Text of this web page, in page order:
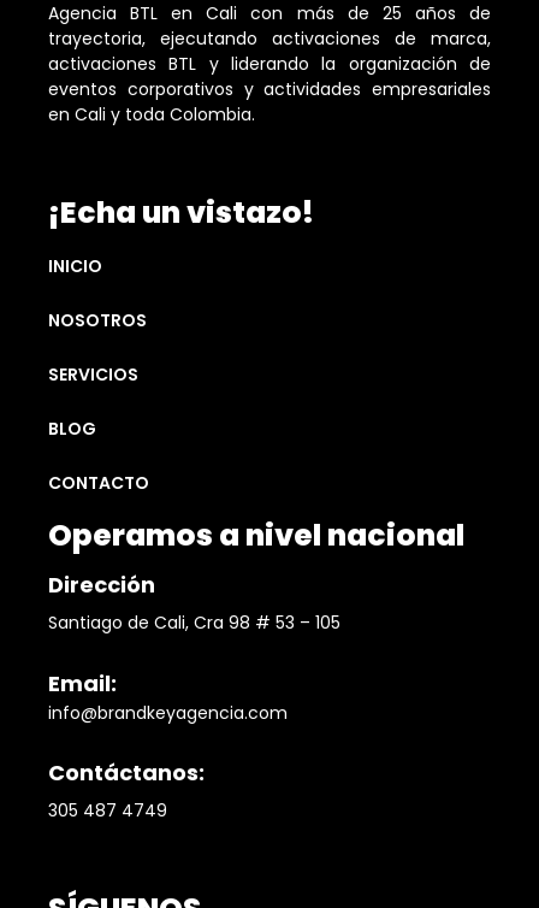
Agencia BTL en Cali con más de 25 años de
trayectoria, ejecutando activaciones de marca,
activaciones BTL y liderando la organización de
eventos corporativos y actividades empresariales
en Cali y toda Colombia.
¡Echa un vistazo!
INICIO
NOSOTROS
SERVICIOS
BLOG
CONTACTO
Operamos a nivel nacional
Dirección
Santiago de Cali, Cra 98 # 53 – 105
Email:
info@brandkeyagencia.com
Contáctanos:
305 487 4749